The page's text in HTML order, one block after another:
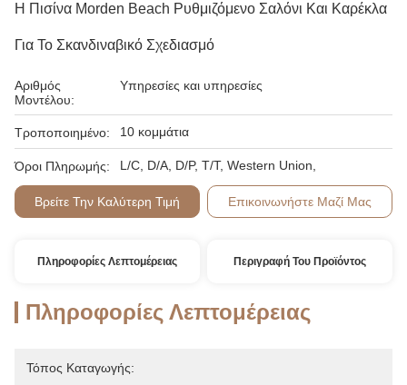
Η Πισίνα Morden Beach Ρυθμιζόμενο Σαλόνι Και Καρέκλα
Για Το Σκανδιναβικό Σχεδιασμό
Αριθμός
Μοντέλου:
Υπηρεσίες και υπηρεσίες
Τροποποιημένο: 10 κομμάτια
Όροι Πληρωμής: L/C, D/A, D/P, T/T, Western Union,
Βρείτε Την Καλύτερη Τιμή Επικοινωνήστε Μαζί Μας
Πληροφορίες Λεπτομέρειας Περιγραφή Του Προϊόντος
Πληροφορίες Λεπτομέρειας
Τόπος Καταγωγής: